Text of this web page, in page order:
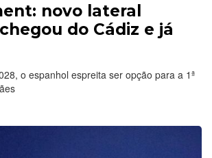
novo lateral
do Cádiz e já
o espanhol espreita ser opção para a 1ª